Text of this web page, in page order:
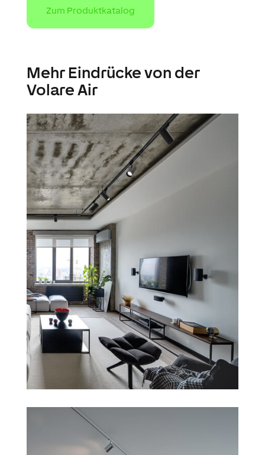
Zum Produktkatalog
Mehr Eindrücke von der
Volare Air